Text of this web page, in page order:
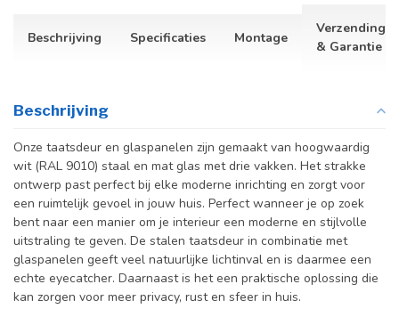
Beschrijving Specificaties Montage
Verzending
& Garantie
Beschrijving
Onze taatsdeur en glaspanelen zijn gemaakt van hoogwaardig
wit (RAL 9010) staal en mat glas met drie vakken. Het strakke
ontwerp past perfect bij elke moderne inrichting en zorgt voor
een ruimtelijk gevoel in jouw huis. Perfect wanneer je op zoek
bent naar een manier om je interieur een moderne en stijlvolle
uitstraling te geven. De stalen taatsdeur in combinatie met
glaspanelen geeft veel natuurlijke lichtinval en is daarmee een
echte eyecatcher. Daarnaast is het een praktische oplossing die
kan zorgen voor meer privacy, rust en sfeer in huis.